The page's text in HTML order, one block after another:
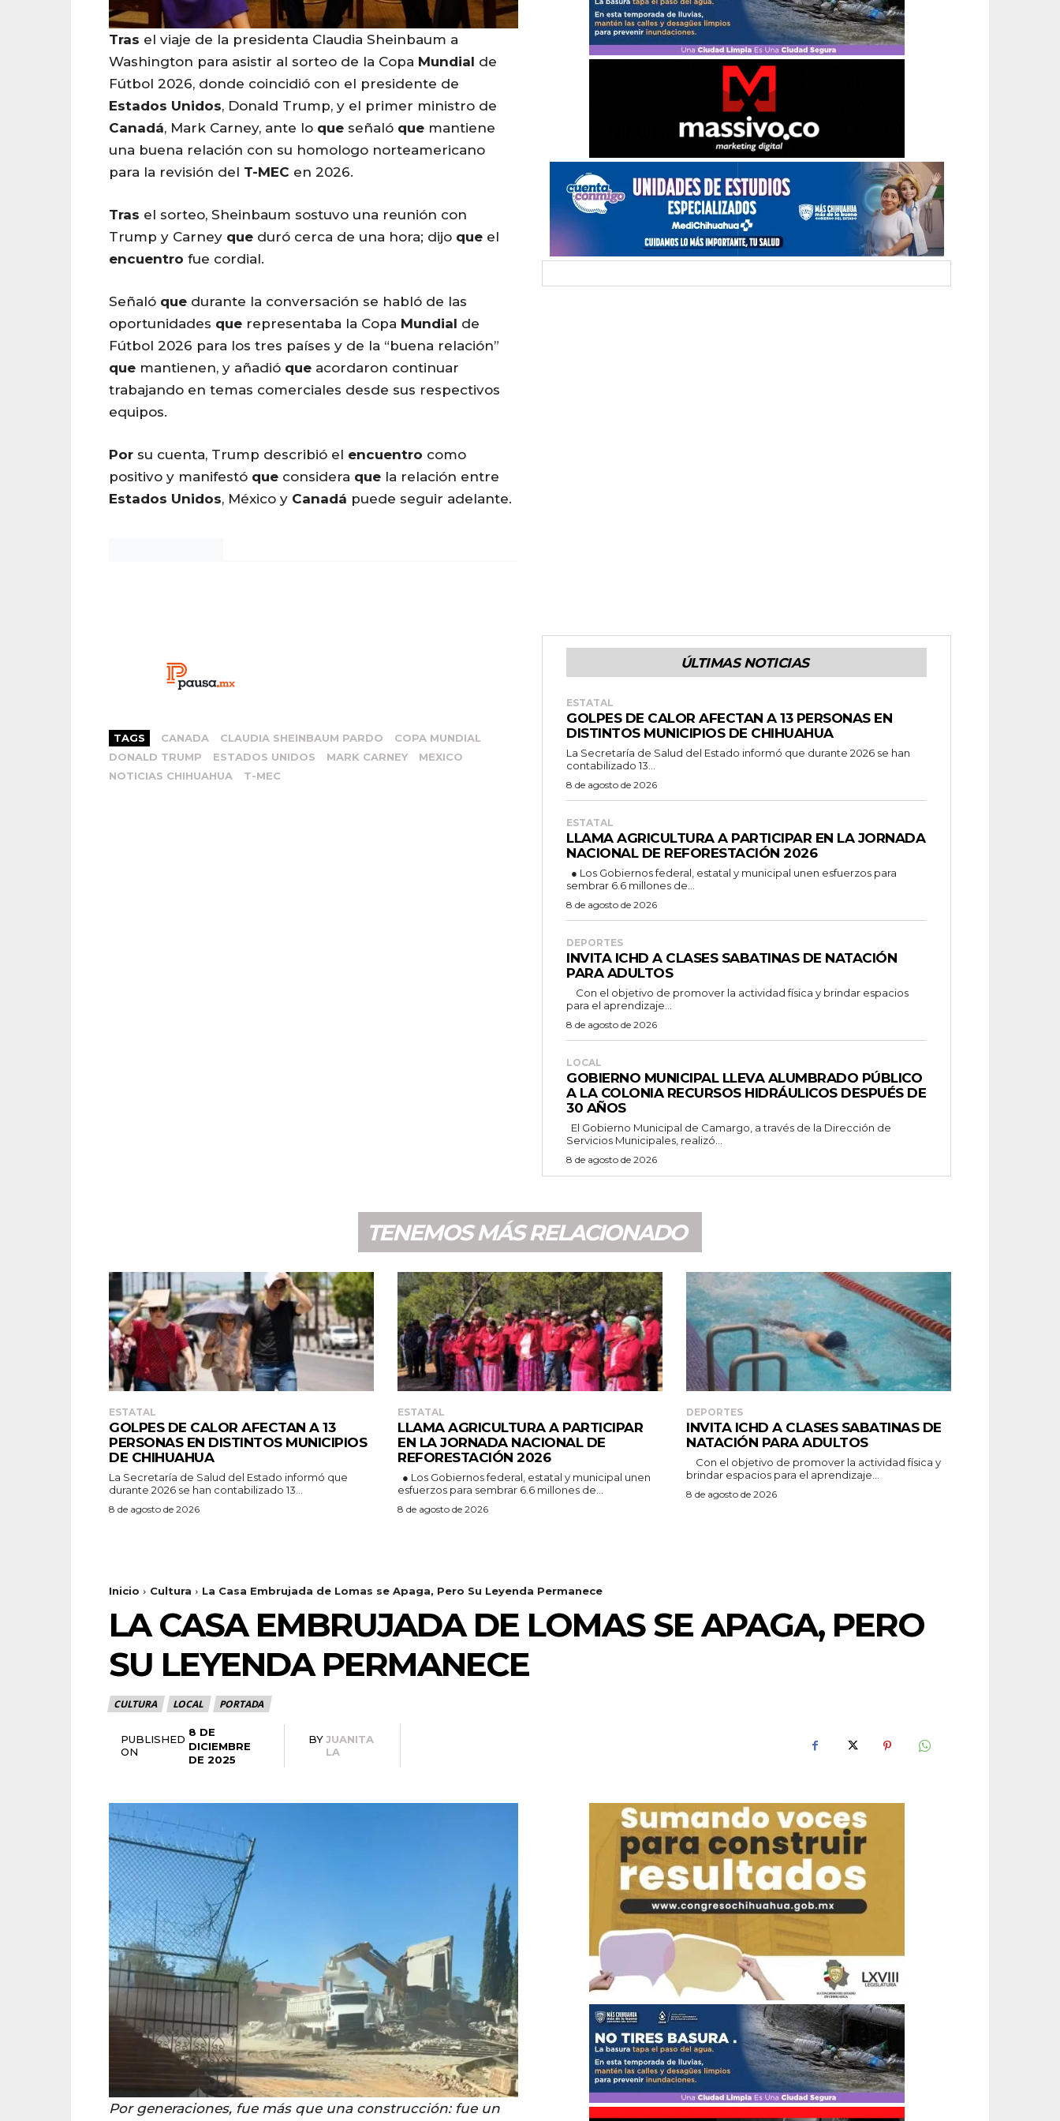
Tras el viaje de la presidenta Claudia Sheinbaum a
Washington para asistir al sorteo de la Copa Mundial de
Fútbol 2026, donde coincidió con el presidente de
Estados Unidos, Donald Trump, y el primer ministro de
Canadá, Mark Carney, ante lo que señaló que mantiene
una buena relación con su homologo norteamericano
para la revisión del T-MEC en 2026.
Tras el sorteo, Sheinbaum sostuvo una reunión con
Trump y Carney que duró cerca de una hora; dijo que el
encuentro fue cordial.
Señaló que durante la conversación se habló de las
oportunidades que representaba la Copa Mundial de
Fútbol 2026 para los tres países y de la “buena relación”
que mantienen, y añadió que acordaron continuar
trabajando en temas comerciales desde sus respectivos
equipos.
Por su cuenta, Trump describió el encuentro como
positivo y manifestó que considera que la relación entre
Estados Unidos, México y Canadá puede seguir adelante.
TAGS CANADA CLAUDIA SHEINBAUM PARDO
COPA MUNDIAL
DONALD TRUMP
ESTADOS UNIDOS MARK CARNEY
MEXICO
NOTICIAS CHIHUAHUA
T-MEC
ÚLTIMAS NOTICIAS
ESTATAL
GOLPES DE CALOR AFECTAN A 13 PERSONAS EN
DISTINTOS MUNICIPIOS DE CHIHUAHUA
La Secretaría de Salud del Estado informó que durante 2026 se han
contabilizado 13...
8 de agosto de 2026
ESTATAL
LLAMA AGRICULTURA A PARTICIPAR EN LA JORNADA
NACIONAL DE REFORESTACIÓN 2026
sembrar 6.6 millones de...
8 de agosto de 2026
DEPORTES
INVITA ICHD A CLASES SABATINAS DE NATACIÓN
PARA ADULTOS
para el aprendizaje...
8 de agosto de 2026
LOCAL
GOBIERNO MUNICIPAL LLEVA ALUMBRADO PÚBLICO
A LA COLONIA RECURSOS HIDRÁULICOS DESPUÉS DE
30 AÑOS
Servicios Municipales, realizó...
8 de agosto de 2026
TENEMOS MÁS RELACIONADO
ESTATAL
GOLPES DE CALOR AFECTAN A 13
PERSONAS EN DISTINTOS MUNICIPIOS
DE CHIHUAHUA
La Secretaría de Salud del Estado informó que
durante 2026 se han contabilizado 13...
8 de agosto de 2026
ESTATAL
LLAMA AGRICULTURA A PARTICIPAR
EN LA JORNADA NACIONAL DE
REFORESTACIÓN 2026
esfuerzos para sembrar 6.6 millones de...
8 de agosto de 2026
DEPORTES
INVITA ICHD A CLASES SABATINAS DE
NATACIÓN PARA ADULTOS
brindar espacios para el aprendizaje...
8 de agosto de 2026